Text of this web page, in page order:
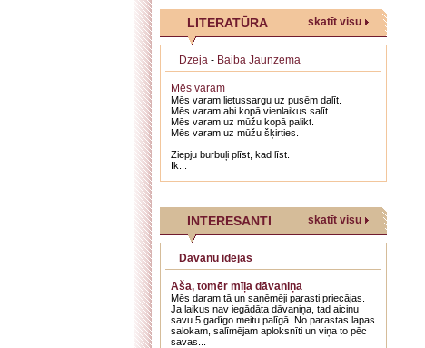
LITERATŪRA skatīt visu
Dzeja - Baiba Jaunzema
Mēs varam
Mēs varam lietussargu uz pusēm dalīt.
Mēs varam abi kopā vienlaikus salīt.
Mēs varam uz mūžu kopā palikt.
Mēs varam uz mūžu šķirties.
Ziepju burbuļi plīst, kad līst.
Ik...
INTERESANTI skatīt visu
Dāvanu idejas
Aša, tomēr mīļa dāvaniņa
Mēs daram tā un saņēmēji parasti priecājas.
Ja laikus nav iegādāta dāvaniņa, tad aicinu
savu 5 gadīgo meitu palīgā. No parastas lapas
salokam, salīmējam aploksnīti un viņa to pēc
savas...